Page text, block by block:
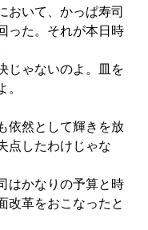
おいて、かっぱ寿司
った。それが本日時
じゃないのよ。皿を
。
依然として輝きを放
点したわけじゃな
はかなりの予算と時
改革をおこなったと